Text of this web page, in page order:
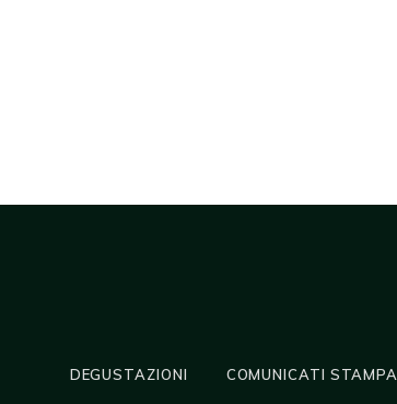
DEGUSTAZIONI COMUNICATI STAMPA